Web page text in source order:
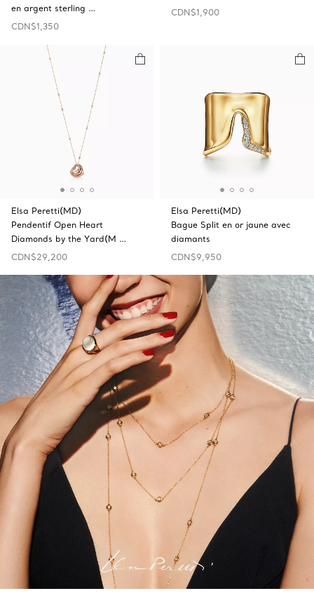
en argent sterling …
CDN$1,350
CDN$1,900
Elsa Peretti(MD)
Pendentif Open Heart
Diamonds by the Yard(M …
CDN$29,200
Elsa Peretti(MD)
Bague Split en or jaune avec
diamants
CDN$9,950